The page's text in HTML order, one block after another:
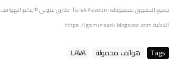
جميع الحقوق محفوظةTarek Azzouni طارق عزوني
© عالم الهواتف
الذكيةhttps://gsminsark.blogspot.com
.
Tags هواتف محمولة LAVA